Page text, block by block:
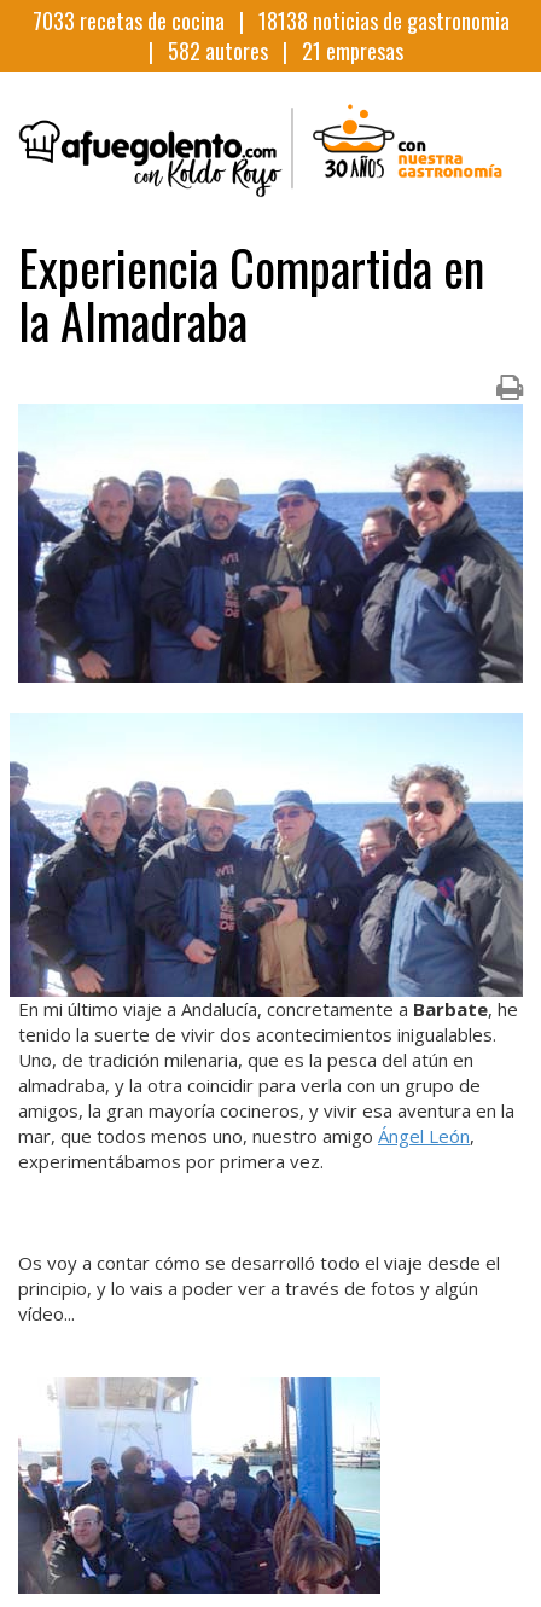
7033 recetas de cocina | 18138 noticias de gastronomia
| 582 autores | 21 empresas
Experiencia Compartida en
la Almadraba
En mi último viaje a Andalucía, concretamente a Barbate, he
tenido la suerte de vivir dos acontecimientos inigualables.
Uno, de tradición milenaria, que es la pesca del atún en
almadraba, y la otra coincidir para verla con un grupo de
amigos, la gran mayoría cocineros, y vivir esa aventura en la
mar, que todos menos uno, nuestro amigo Ángel León,
experimentábamos por primera vez.
Os voy a contar cómo se desarrolló todo el viaje desde el
principio, y lo vais a poder ver a través de fotos y algún
vídeo...